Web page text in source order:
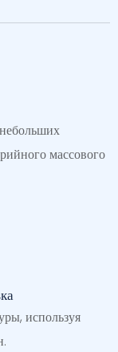
массового
используя